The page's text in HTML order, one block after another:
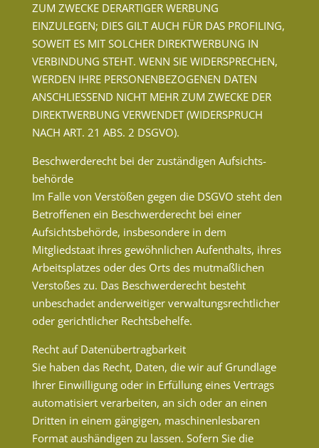
ZUM ZWECKE DERARTIGER WERBUNG
EINZULEGEN; DIES GILT AUCH FÜR DAS PROFILING,
SOWEIT ES MIT SOLCHER DIREKTWERBUNG IN
VERBINDUNG STEHT. WENN SIE WIDERSPRECHEN,
WERDEN IHRE PERSONENBEZOGENEN DATEN
ANSCHLIESSEND NICHT MEHR ZUM ZWECKE DER
DIREKTWERBUNG VERWENDET (WIDERSPRUCH
NACH ART. 21 ABS. 2 DSGVO).
Beschwerde­recht bei der zuständigen Aufsichts­
behörde
Im Falle von Verstößen gegen die DSGVO steht den
Betroffenen ein Beschwerderecht bei einer
Aufsichtsbehörde, insbesondere in dem
Mitgliedstaat ihres gewöhnlichen Aufenthalts, ihres
Arbeitsplatzes oder des Orts des mutmaßlichen
Verstoßes zu. Das Beschwerderecht besteht
unbeschadet anderweitiger verwaltungsrechtlicher
oder gerichtlicher Rechtsbehelfe.
Recht auf Daten­übertrag­barkeit
Sie haben das Recht, Daten, die wir auf Grundlage
Ihrer Einwilligung oder in Erfüllung eines Vertrags
automatisiert verarbeiten, an sich oder an einen
Dritten in einem gängigen, maschinenlesbaren
Format aushändigen zu lassen. Sofern Sie die